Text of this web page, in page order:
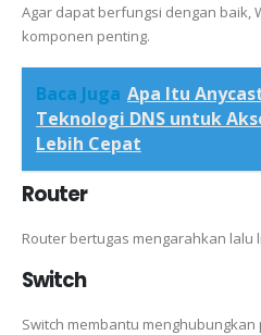
Agar dapat berfungsi dengan baik,
komponen penting.
Baca Juga Apa Itu
Teknologi DNS untuk
Lebih Cepat
Router
Router bertugas mengarahkan lalu
Switch
Switch membantu